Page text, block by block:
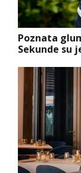
Poznata
Sekunde su